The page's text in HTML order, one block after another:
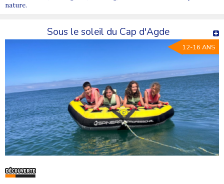
nature.
Sous le soleil du Cap d'Agde
12-16 ANS